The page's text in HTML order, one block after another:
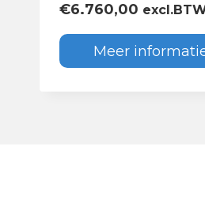
€6.760,00
Meer